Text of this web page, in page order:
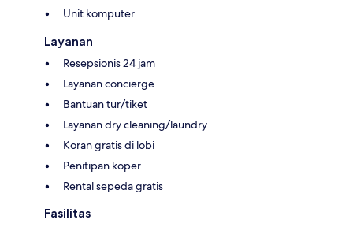
Unit komputer
Layanan
Resepsionis 24 jam
Layanan concierge
Bantuan tur/tiket
Layanan dry cleaning/laundry
Koran gratis di lobi
Penitipan koper
Rental sepeda gratis
Fasilitas